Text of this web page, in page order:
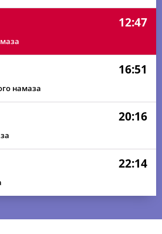
12:47
16:51
намаза
20:16
22:14